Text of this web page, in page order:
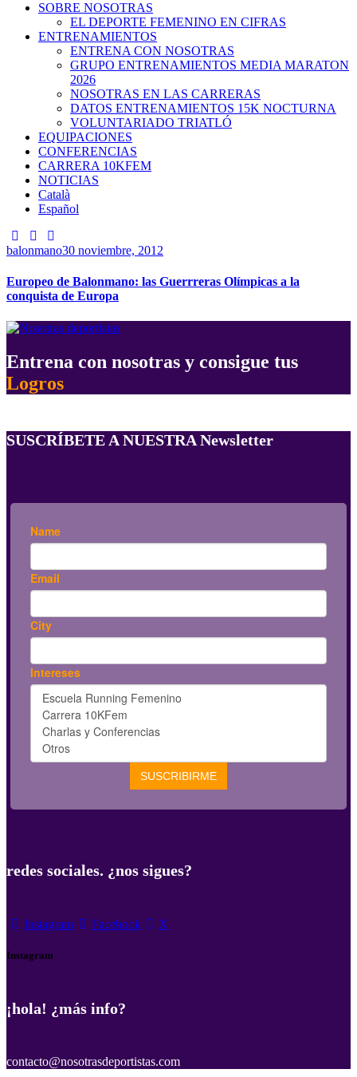
SOBRE NOSOTRAS
EL DEPORTE FEMENINO EN CIFRAS
ENTRENAMIENTOS
ENTRENA CON NOSOTRAS
GRUPO ENTRENAMIENTOS MEDIA MARATON
2026
NOSOTRAS EN LAS CARRERAS
DATOS ENTRENAMIENTOS 15K NOCTURNA
VOLUNTARIADO TRIATLÓ
EQUIPACIONES
CONFERENCIAS
CARRERA 10KFEM
NOTICIAS
Català
Español
balonmano30 noviembre, 2012
Europeo de Balonmano: las Guerrreras Olímpicas a la
conquista de Europa
Entrena con nosotras y consigue tus
Logros
SUSCRÍBETE A NUESTRA Newsletter
redes sociales. ¿nos sigues?
Instagram Facebook X
Instagram
¡hola! ¿más info?
contacto@nosotrasdeportistas.com